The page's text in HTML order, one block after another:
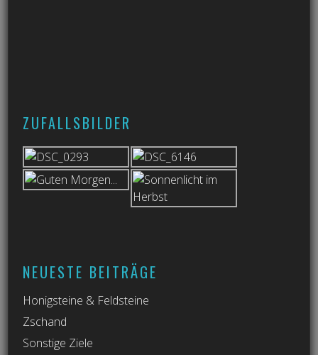
ZUFALLSBILDER
NEUESTE BEITRÄGE
Honigsteine & Feldsteine
Zschand
Sonstige Ziele